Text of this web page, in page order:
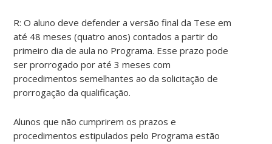
R: O aluno deve defender a versão final da Tese em
até 48 meses (quatro anos) contados a partir do
primeiro dia de aula no Programa. Esse prazo pode
ser prorrogado por até 3 meses com
procedimentos semelhantes ao da solicitação de
prorrogação da qualificação.
Alunos que não cumprirem os prazos e
procedimentos estipulados pelo Programa estão